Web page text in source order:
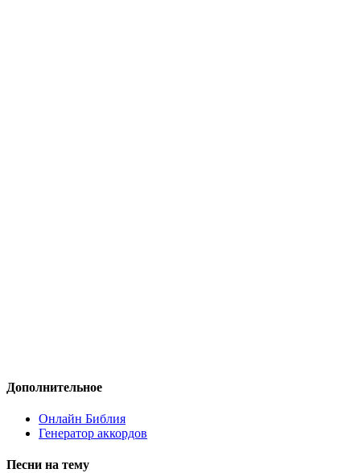
Дополнительное
Онлайн Библия
Генератор аккордов
Песни на тему